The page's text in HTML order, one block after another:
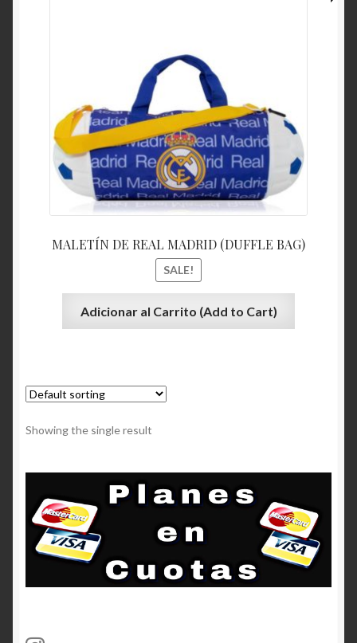
Maletines deportivos, figurines, juguetes, Guatemala
Política de Privacidad
Quienes somos?
Register (Registrarse)
MALETÍN DE REAL MADRID (DUFFLE BAG)
SALE!
Adicionar al Carrito (Add to Cart)
Showing the single result